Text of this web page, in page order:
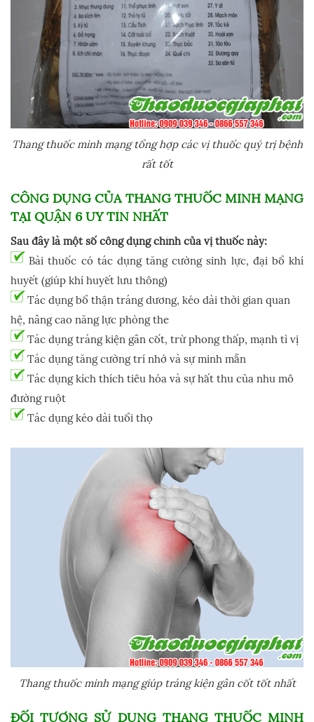
Thang thuốc minh mạng tổng hợp các vị thuốc quý trị bệnh
rất tốt
CÔNG DỤNG CỦA THANG THUỐC MINH MẠNG
TẠI QUẬN 6 UY TÍN NHẤT
Sau đây là một số công dụng chính của vị thuốc này:
Bài thuốc có tác dụng tăng cường sinh lực, đại bổ khí
huyết (giúp khí huyết lưu thông)
Tác dụng bổ thận tráng dương, kéo dài thời gian quan
hệ, nâng cao năng lực phòng the
Tác dụng tráng kiện gân cốt, trừ phong thấp, mạnh tì vị
Tác dụng tăng cường trí nhớ và sự minh mẫn
Tác dụng kích thích tiêu hóa và sự hất thu của nhu mô
đường ruột
Tác dụng kéo dài tuổi thọ
Thang thuốc minh mạng giúp tráng kiện gân cốt tốt nhất
ĐỐI TƯỢNG SỬ DỤNG THANG THUỐC MINH